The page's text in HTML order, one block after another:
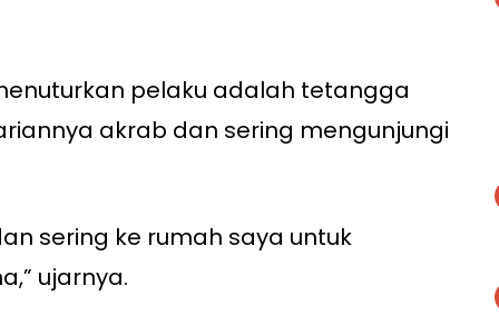
pelaku adalah tetangga
akrab dan sering mengunjungi
sering ke rumah saya untuk
ujarnya.